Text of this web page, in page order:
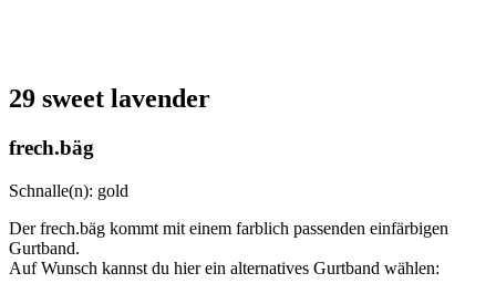
29 sweet lavender
frech.bäg
Schnalle(n): gold
Der frech.bäg kommt mit einem farblich passenden einfärbigen
Gurtband.
Auf Wunsch kannst du hier ein alternatives Gurtband wählen: